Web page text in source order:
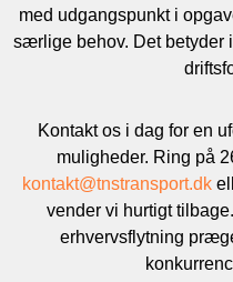
med udgangspunkt i
særlige behov. Det betyder
Kontakt os i dag for en
muligheder. Ring på
kontakt@tnstransport.dk
vender vi hurtigt
erhvervsflytning